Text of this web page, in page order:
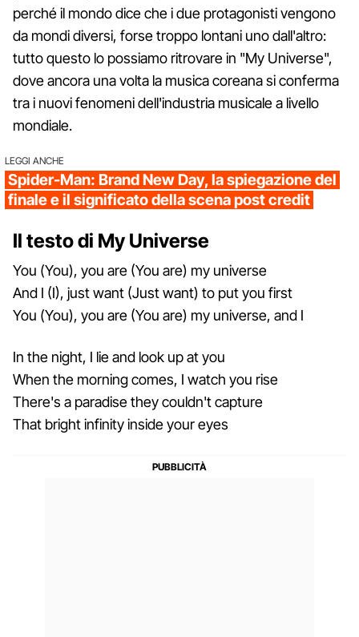
perché il mondo dice che i due protagonisti vengono
da mondi diversi, forse troppo lontani uno dall'altro:
tutto questo lo possiamo ritrovare in "My Universe",
dove ancora una volta la musica coreana si conferma
tra i nuovi fenomeni dell'industria musicale a livello
mondiale.
LEGGI ANCHE
Spider-Man: Brand New Day, la spiegazione del
finale e il significato della scena post credit
Il testo di My Universe
You (You), you are (You are) my universe
And I (I), just want (Just want) to put you first
You (You), you are (You are) my universe, and I
In the night, I lie and look up at you
When the morning comes, I watch you rise
There's a paradise they couldn't capture
That bright infinity inside your eyes